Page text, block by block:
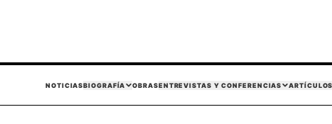
NOTICIASBIOGRAFÍA OBRASENTREVISTAS Y CONFERENCIAS ARTÍCULOS